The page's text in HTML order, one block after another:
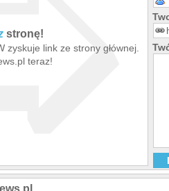
stronę!
zyskuje link ze strony głównej.
teraz!